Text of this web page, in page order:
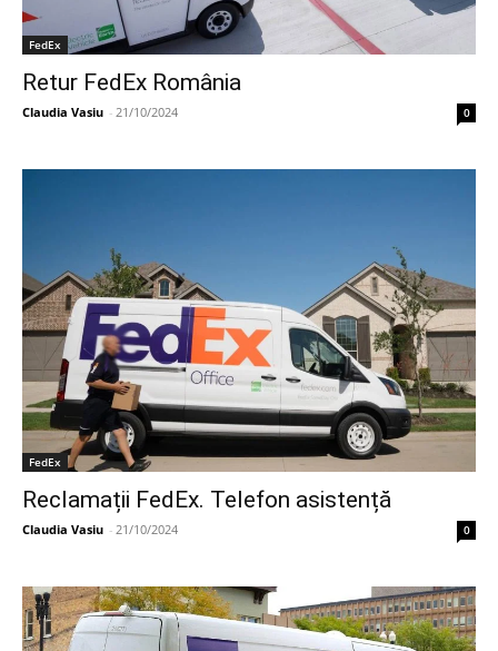
FedEx
Retur FedEx România
Claudia Vasiu - 21/10/2024 0
FedEx
Reclamații FedEx. Telefon asistență
Claudia Vasiu - 21/10/2024 0